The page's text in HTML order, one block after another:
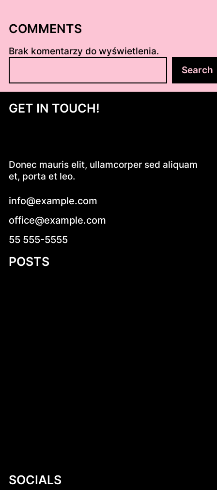
COMMENTS
Brak komentarzy do wyświetlenia.
u
a
Search
GET IN TOUCH!
Donec mauris elit, ullamcorper sed aliquam
et, porta et leo.
info@example.com
office@example.com
55 555-5555
POSTS
SOCIALS